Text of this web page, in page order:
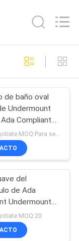
21
17
de baño oval
Undermount
Ada Compliant
subterráneoTo Be Negotiate MOQ:Para ser negociar
del
de Ada
Undermount
Sink dentro de
MOQ:20